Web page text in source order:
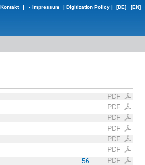
Kontakt | Impressum | Digitization Policy | [DE] [EN]
PDF
PDF
PDF
PDF
PDF
PDF
PDF
56